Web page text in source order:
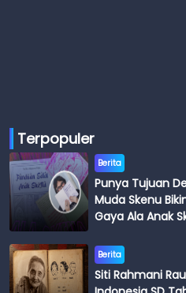
Terpopuler
Berita
Punya Tujuan
Muda Skenu
Gaya Ala Anak
Berita
Siti Rahmani